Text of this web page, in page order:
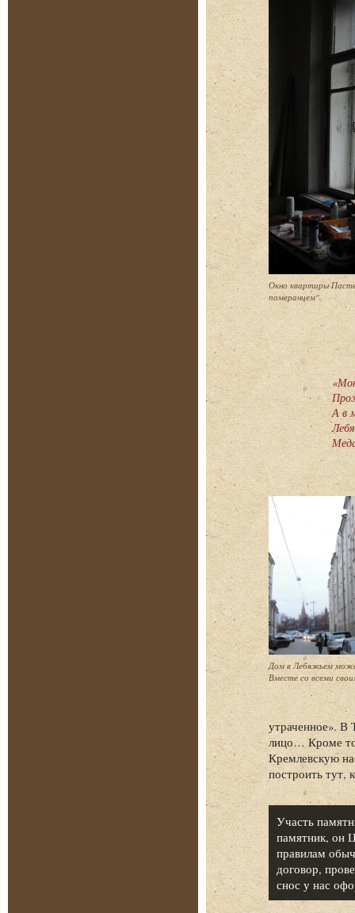
Окно квартиры
померанцем".
А в
Дом в Лебяжьем
Вместе со всеми
утраченное». В
лицо… Кроме
Кремлевскую
построить тут,
Участь
памятник, он
правилам
договор,
снос у нас